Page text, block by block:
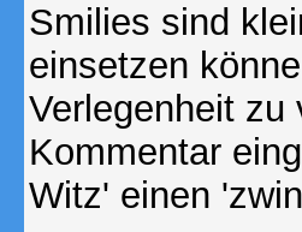
Smilies sind
einsetzen
Verlegenheit
Kommentar
Witz' einen